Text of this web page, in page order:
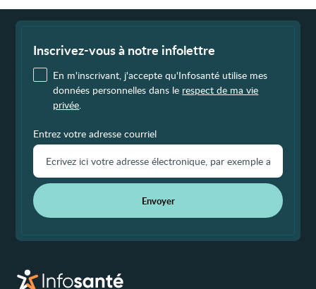
Inscrivez-vous à notre infolettre
En m'inscrivant, j'accepte qu'Infosanté utilise mes
données personnelles dans le respect de ma vie
privée.
Entrez votre adresse courriel
Envoyer